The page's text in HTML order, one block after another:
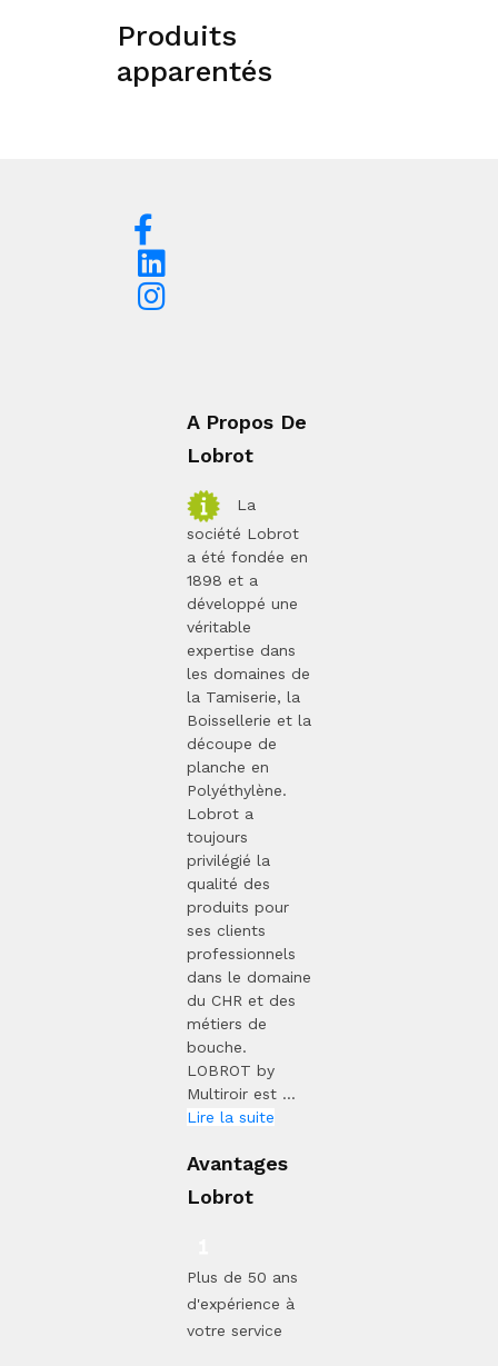
Produits
apparentés
A Propos De
Lobrot
La
société Lobrot
a été fondée en
1898 et a
développé une
véritable
expertise dans
les domaines de
la Tamiserie, la
Boissellerie et la
découpe de
planche en
Polyéthylène.
Lobrot a
toujours
privilégié la
qualité des
produits pour
ses clients
professionnels
dans le domaine
du CHR et des
métiers de
bouche.
LOBROT by
Multiroir est ...
Lire la suite
Avantages
Lobrot
Plus de 50 ans
d'expérience à
votre service